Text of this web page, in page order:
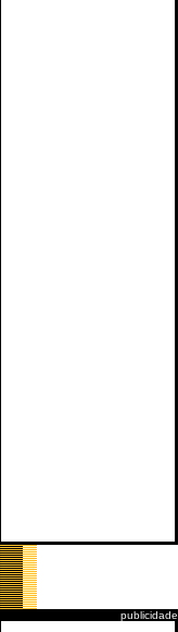
publicidade